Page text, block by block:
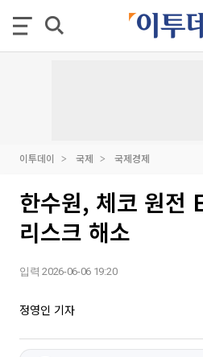
이투데이 국제 국제경제
한수원, 체코 원전
리스크 해소
입력 2026-06-06 19:20
정영인 기자